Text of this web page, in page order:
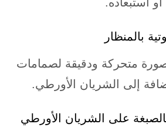
بالمنظار
متحركة ودقيقة لصمامات
إلى الشريان الأورطي.
على الشريان الأورطي